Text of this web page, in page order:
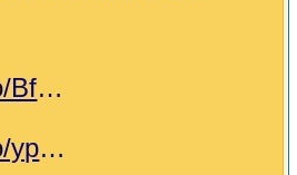
https://ibb.co/BfGLsxP
https://ibb.co/yp63FFc